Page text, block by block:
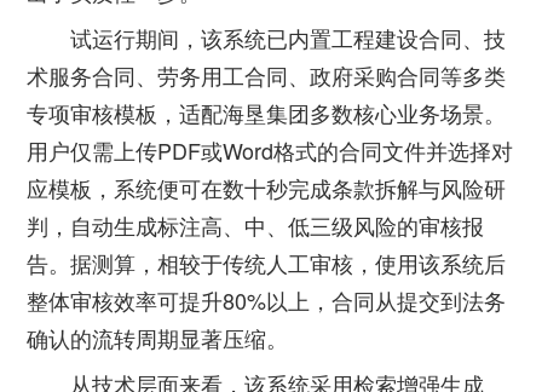
试运行期间，该系统已内置工程建设合同、技
术服务合同、劳务用工合同、政府采购合同等多类
专项审核模板，适配海垦集团多数核心业务场景。
用户仅需上传PDF或Word格式的合同文件并选择对
应模板，系统便可在数十秒完成条款拆解与风险研
判，自动生成标注高、中、低三级风险的审核报
告。据测算，相较于传统人工审核，使用该系统后
整体审核效率可提升80%以上，合同从提交到法务
确认的流转周期显著压缩。
从技术层面来看，该系统采用检索增强生成